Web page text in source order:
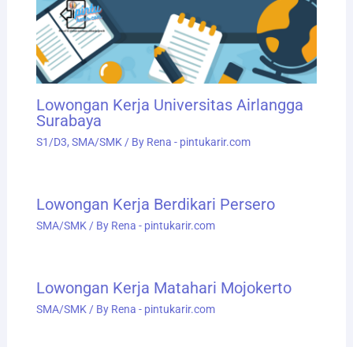
Lowongan Kerja Universitas Airlangga
Surabaya
S1/D3, SMA/SMK / By Rena - pintukarir.com
Lowongan Kerja Berdikari Persero
SMA/SMK / By Rena - pintukarir.com
Lowongan Kerja Matahari Mojokerto
SMA/SMK / By Rena - pintukarir.com